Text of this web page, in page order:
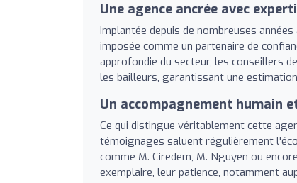
Une agence ancrée avec
Implantée depuis de nombreuses
imposée comme un partenaire de
approfondie du secteur, les conseillers
les bailleurs, garantissant une
Un accompagnement humain
Ce qui distingue véritablement cette
témoignages saluent régulièrement
comme M. Ciredem, M. Nguyen ou
exemplaire, leur patience, notamment